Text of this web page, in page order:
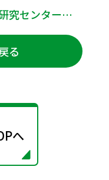
る
同志社大学古典教材開発研究センター第13回コテキリの会（「古典教材の未来を切り拓く！」研究会）
へ